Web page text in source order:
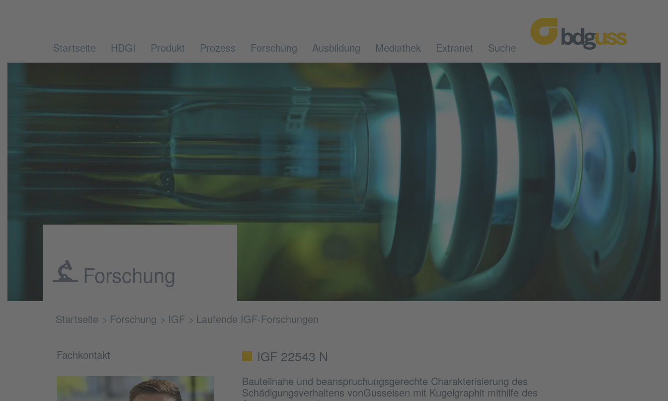
Startseite HDGI Produkt Prozess Forschung Ausbildung Mediathek Extranet Suche
Forschung
Startseite Forschung IGF Laufende IGF-Forschungen
Fachkontakt IGF 22543 N
Bauteilnahe und beanspruchungsgerechte Charakterisierung des
Schädigungsverhaltens vonGusseisen mit Kugelgraphit mithilfe des